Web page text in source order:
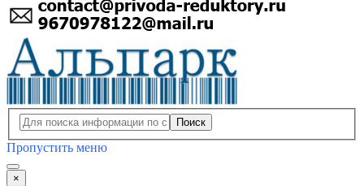
Поиск
Пропустить меню
×